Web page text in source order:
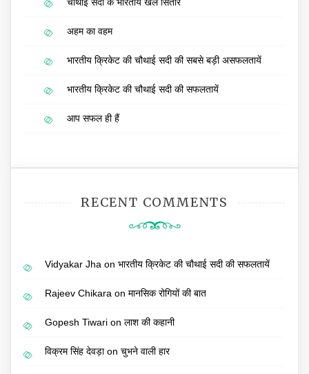
अहम का वहम
भारतीय क्रिकेट की चौथाई सदी की सबसे बड़ी असफलतायें
भारतीय क्रिकेट की चौथाई सदी की सफलतायें
आप सफल ही हैं
RECENT COMMENTS
Vidyakar Jha on भारतीय क्रिकेट की चौथाई सदी की सफलतायें
Rajeev Chikara on मानसिक रोगियों की बात
Gopesh Tiwari on लाश की कहानी
विक्रम सिंह देवड़ाon चुभने वाली हार